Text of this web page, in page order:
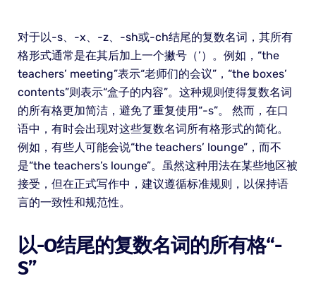
对于以-s、-x、-z、-sh或-ch结尾的复数名词，其所有
格形式通常是在其后加上一个撇号（’）。例如，“the
teachers’ meeting”表示“老师们的会议”，“the boxes’
contents”则表示“盒子的内容”。这种规则使得复数名词
的所有格更加简洁，避免了重复使用“-s”。 然而，在口
语中，有时会出现对这些复数名词所有格形式的简化。
例如，有些人可能会说“the teachers’ lounge”，而不
是“the teachers’s lounge”。虽然这种用法在某些地区被
接受，但在正式写作中，建议遵循标准规则，以保持语
言的一致性和规范性。
以-O结尾的复数名词的所有格“-
S”